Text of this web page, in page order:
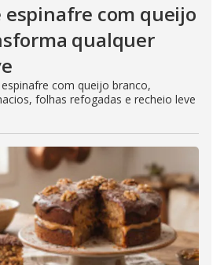
espinafre com queijo
qualquer
com queijo branco,
folhas refogadas e recheio leve